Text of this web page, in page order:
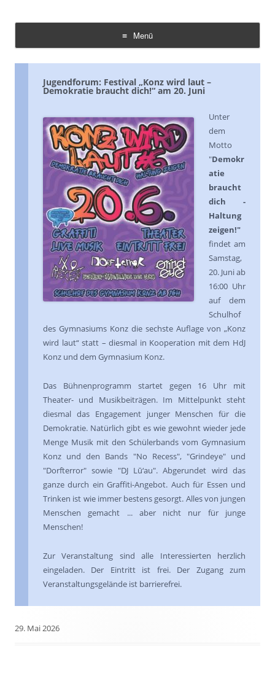
Menü
Zum
Inhalt
Jugendforum: Festival „Konz wird laut –
Demokratie braucht dich!“ am 20. Juni
Unter
dem
Motto
"Demokr
atie
braucht
dich -
Haltung
zeigen!"
findet am
Samstag,
20. Juni ab
16:00 Uhr
auf dem
Schulhof
des Gymnasiums Konz die sechste Auflage von „Konz
wird laut“ statt – diesmal in Kooperation mit dem HdJ
Konz und dem Gymnasium Konz.
Das Bühnenprogramm startet gegen 16 Uhr mit
Theater- und Musikbeiträgen. Im Mittelpunkt steht
diesmal das Engagement junger Menschen für die
Demokratie. Natürlich gibt es wie gewohnt wieder jede
Menge Musik mit den Schülerbands vom Gymnasium
Konz und den Bands "No Recess", "Grindeye" und
"Dorfterror" sowie "DJ Lū‘au". Abgerundet wird das
ganze durch ein Graffiti-Angebot. Auch für Essen und
Trinken ist wie immer bestens gesorgt. Alles von jungen
Menschen gemacht ... aber nicht nur für junge
Menschen!
Zur Veranstaltung sind alle Interessierten herzlich
eingeladen. Der Eintritt ist frei. Der Zugang zum
Veranstaltungsgelände ist barrierefrei.
29. Mai 2026